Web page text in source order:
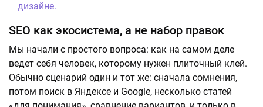
дизайне.
SEO как экосистема, а не набор правок
Мы начали с простого вопроса: как на самом деле
ведет себя человек, которому нужен плиточный клей.
Обычно сценарий один и тот же: сначала сомнения,
потом поиск в Яндексе и Google, несколько статей